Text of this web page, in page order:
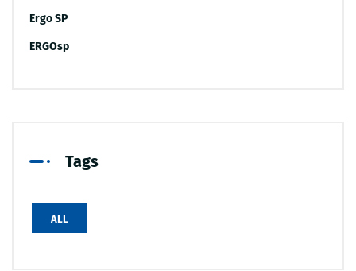
Ergo SP
ERGOsp
Tags
ALL